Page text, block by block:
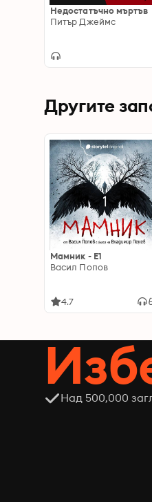
Недостатъчно мъртъв
Питър Джеймс
Другите
Мамник - E1
Васил Попов
4.7
Над 500,000